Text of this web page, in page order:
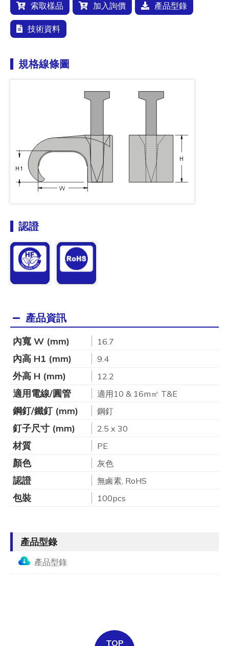
索取樣品 加入詢價 產品型錄
技術資料
規格線條圖
認證
產品資訊
內寬 W (mm) 16.7
內高 H1 (mm) 9.4
外高 H (mm) 12.2
適用電線/圓管 適用10 & 16m㎡ T&E
鋼釘/鐵釘 (mm) 鋼釘
釘子尺寸 (mm) 2.5 x 30
材質 PE
顏色 灰色
認證 無鹵素, RoHS
包裝 100pcs
產品型錄
產品型錄
TOP